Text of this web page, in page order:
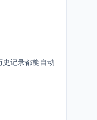
记录都能自动